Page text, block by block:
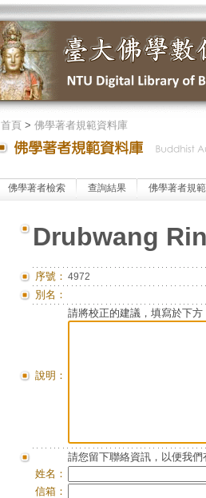
首頁> 佛學著者規範資料庫
佛學著者檢索 查詢結果 佛學著者規
Drubwang
序號： 4972
別名：
說明：
請將校正的建議，填寫於下
請您留下聯絡資訊，以便我
姓名：
信箱：